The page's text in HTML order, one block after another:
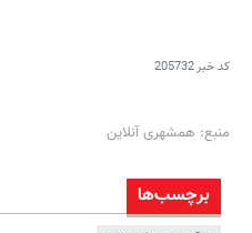
کد خبر205732
منبع: همشهری آنلاین
برچسب‌ها